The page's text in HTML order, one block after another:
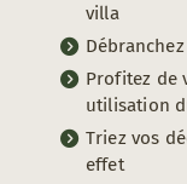
villa
Profitez de
utilisation
Triez vos
effet